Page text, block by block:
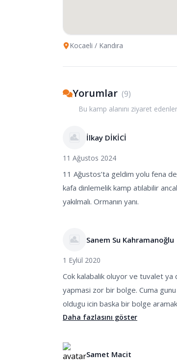
Kocaeli / Kandıra
Yorumlar (9)
Bu kamp alanını ziyaret
İlkay DİKİCİ
11 Ağustos 2024
11 Ağustos’ta geldim yolu fena
kafa dinlemelik kamp atılabilir
yakılmalı. Ormanın yanı.
Sanem Su Kahramanoğlu
1 Eylül 2020
Cok kalabalik oluyor ve tuvalet ya
yapmasi zor bir bolge. Cuma
oldugu icin baska bir bolge
Daha fazlasını göster
Samet Macit